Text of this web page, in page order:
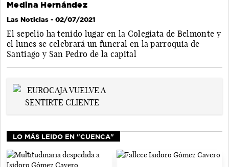
Medina Hernández
Las Noticias - 02/07/2021
El sepelio ha tenido lugar en la Colegiata de Belmonte y
el lunes se celebrará un funeral en la parroquia de
Santiago y San Pedro de la capital
LO MÁS LEIDO EN "CUENCA"